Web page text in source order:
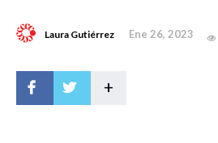
Laura Gutiérrez Ene 26, 2023
+